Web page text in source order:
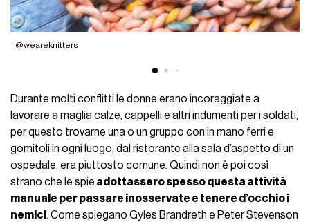
@weareknitters
Durante molti conflitti le donne erano incoraggiate a
lavorare a maglia calze, cappelli e altri indumenti per i soldati,
per questo trovarne una o un gruppo con in mano ferri e
gomitoli in ogni luogo, dal ristorante alla sala d’aspetto di un
ospedale, era piuttosto comune. Quindi non è poi così
strano che le spie adottassero spesso questa attività
manuale per passare inosservate e tenere d’occhio i
nemici. Come spiegano Gyles Brandreth e Peter Stevenson